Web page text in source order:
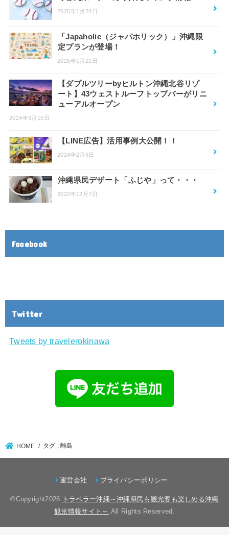
2025年1月24日
「Japaholic（ジャパホリック）」沖縄限
定プランが登場！
2025年1月21日
【ダブルツリーbyヒルトン沖縄北谷リゾ
ート】43ウェストルーフトップバーがリニ
ューアルオープン
2024年3月15日
【LINE広告】活用事例大公開！！
2024年2月6日
沖縄県民デザート「ふじや」って・・・
2022年12月7日
Facebook
Twitter
Tweets by travelerokinawa
HOME タグ : 離島
運営会社 プライバシーポリシー
©Copyright2026
トラベラー沖縄～沖縄県民も観光客も楽しめる沖縄
観光情報サイト～ .All Rights Reserved.